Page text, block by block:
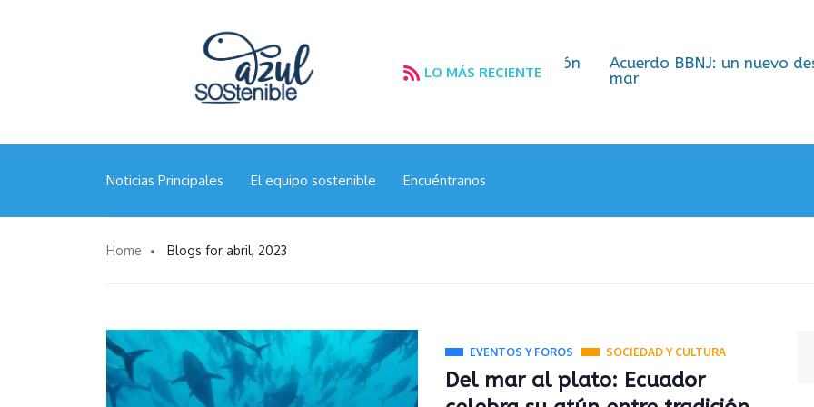
LO MÁS RECIENTE
“Calamar gigante en el Pacífico Sur: Chile apuesta por la cooperación
científica y la gestión responsable”
Acuerdo BBNJ: un nuevo
Noticias Principales El equipo sostenible Encuéntranos
Home Blogs for abril, 2023
EVENTOS Y FOROS SOCIEDAD Y CULTURA
Del mar al plato: Ecuador